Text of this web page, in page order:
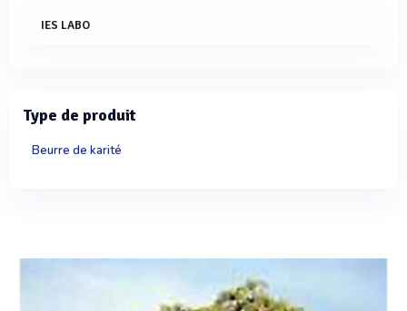
IES LABO
Type de produit
Beurre de karité